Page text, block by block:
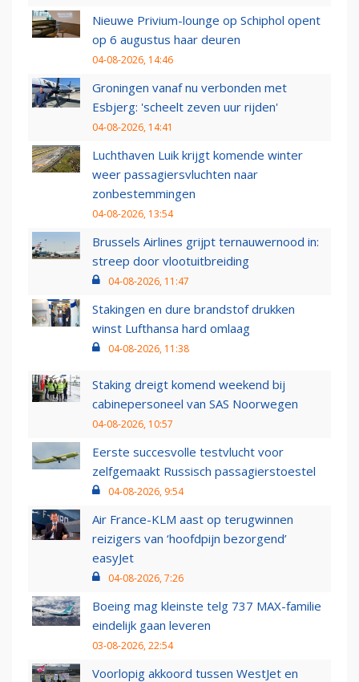
Nieuwe Privium-lounge op Schiphol opent
op 6 augustus haar deuren
04-08-2026, 14:46
Groningen vanaf nu verbonden met
Esbjerg: 'scheelt zeven uur rijden'
04-08-2026, 14:41
Luchthaven Luik krijgt komende winter
weer passagiersvluchten naar
zonbestemmingen
04-08-2026, 13:54
Brussels Airlines grijpt ternauwernood in:
streep door vlootuitbreiding
04-08-2026, 11:47
Stakingen en dure brandstof drukken
winst Lufthansa hard omlaag
04-08-2026, 11:38
Staking dreigt komend weekend bij
cabinepersoneel van SAS Noorwegen
04-08-2026, 10:57
Eerste succesvolle testvlucht voor
zelfgemaakt Russisch passagierstoestel
04-08-2026, 9:54
Air France-KLM aast op terugwinnen
reizigers van ‘hoofdpijn bezorgend’
easyJet
04-08-2026, 7:26
Boeing mag kleinste telg 737 MAX-familie
eindelijk gaan leveren
03-08-2026, 22:54
Voorlopig akkoord tussen WestJet en